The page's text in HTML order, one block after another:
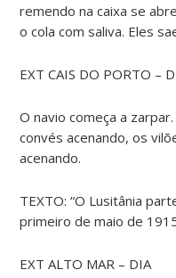
remendo na caixa se
o cola com saliva. Eles
EXT CAIS DO PORTO –
O navio começa a
convés acenando, os
acenando.
TEXTO: “O Lusitânia
primeiro de maio de
EXT ALTO MAR – DIA